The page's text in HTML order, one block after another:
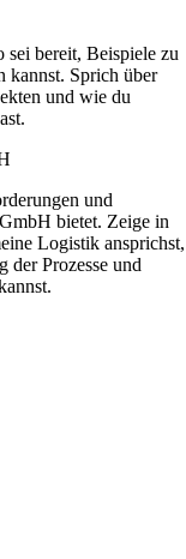
bereit, Beispiele zu
kannst. Sprich über
und wie du
und
bietet. Zeige in
Logistik ansprichst,
der Prozesse und